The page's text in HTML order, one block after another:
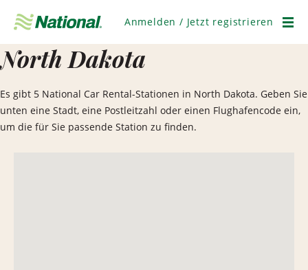
überspringen
Anmelden / Jetzt registrieren
North Dakota
Es gibt 5 National Car Rental-Stationen in North Dakota. Geben Sie
unten eine Stadt, eine Postleitzahl oder einen Flughafencode ein,
um die für Sie passende Station zu finden.